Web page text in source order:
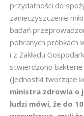
przydatności do
zanieczyszczenie
badań
pobranych próbkach
i z Zakładu
stwierdzono bakterie
(jednostki tworzące
ministra zdrowia o
ludzi mówi, że do